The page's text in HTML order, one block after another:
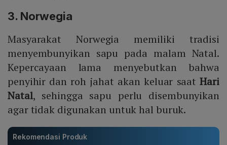
3. Norwegia
Masyarakat Norwegia memiliki tradisi
menyembunyikan sapu pada malam Natal.
Kepercayaan lama menyebutkan bahwa
penyihir dan roh jahat akan keluar saatHari
Natal, sehingga sapu perlu disembunyikan
agar tidak digunakan untuk hal buruk.
Rekomendasi Produk